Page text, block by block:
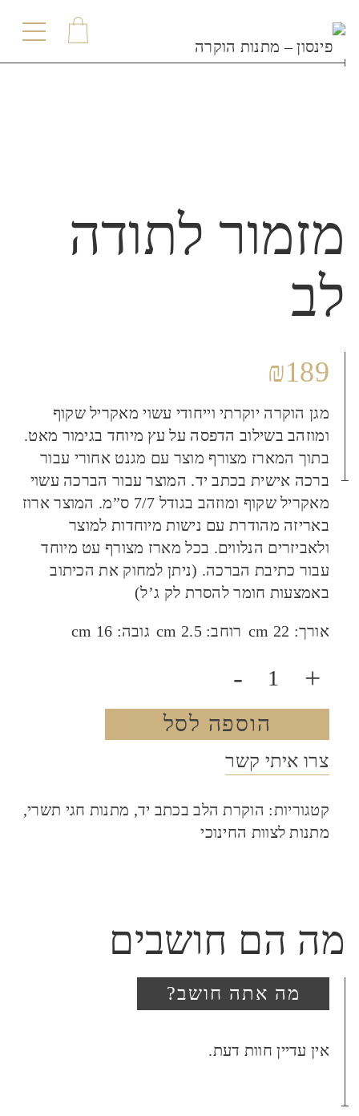
מזמור לתודה
לב
₪189
מגן הוקרה יוקרתי וייחודי עשוי מאקריל שקוף
ומוזהב בשילוב הדפסה על עץ מיוחד בגימור מאט.
בתוך המארז מצורף מוצר עם מגנט אחורי עבור
ברכה אישית בכתב יד. המוצר עבור הברכה עשוי
מאקריל שקוף ומוזהב בגודל 7/7 ס”מ. המוצר ארוז
באריזה מהודרת עם נישות מיוחדות למוצר
ולאביזרים הנלווים. בכל מארז מצורף עט מיוחד
עבור כתיבת הברכה. (ניתן למחוק את הכיתוב
באמצעות חומר להסרת לק ג’ל)
אורך: 22 cm רוחב: 2.5 cm גובה: 16 cm
+
-
הוספה לסל
צרו איתי קשר
קטגוריות: הוקרת הלב בכתב יד, מתנות חגי תשרי,
מתנות לצוות החינוכי
מה הם חושבים
מה אתה חושב?
היה הראשון לכתוב סקירה
אין עדיין חוות דעת.